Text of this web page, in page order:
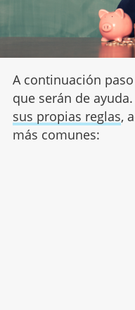
A continuación
que serán de ayuda.
sus propias reglas,
más comunes: